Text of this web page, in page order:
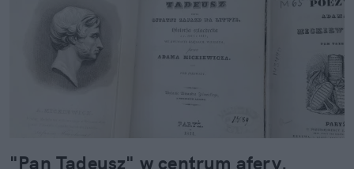
"Pan Tadeusz" w centrum afery.